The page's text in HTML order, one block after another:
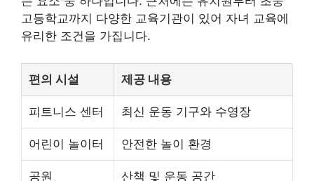
고등학교까지 다양한 교육기관이 있어 자녀 교육에
유리한 조건을 가집니다.
편의 시설 제공 내용
피트니스 센터 최신 운동 기구와 수영장
어린이 놀이터 안전한 놀이 환경
공원 산책 및 운동 공간